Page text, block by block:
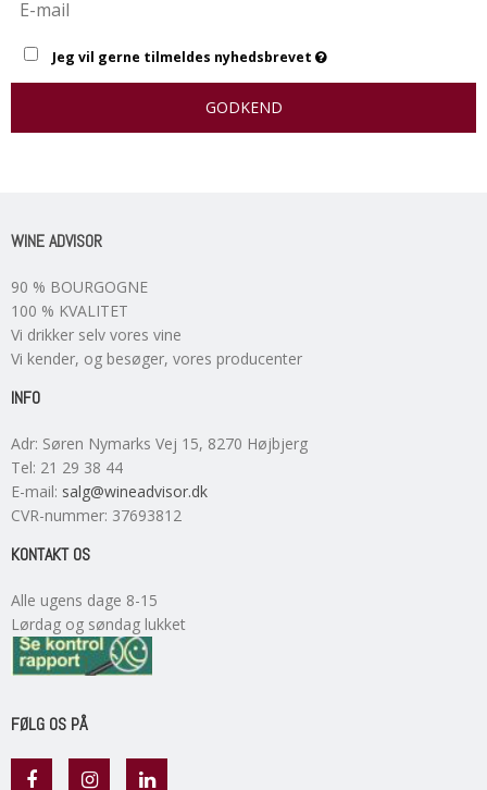
Jeg vil gerne tilmeldes nyhedsbrevet
GODKEND
WINE ADVISOR
90 % BOURGOGNE
100 % KVALITET
Vi drikker selv vores vine
Vi kender, og besøger, vores producenter
INFO
Adr: Søren Nymarks Vej 15, 8270 Højbjerg
Tel: 21 29 38 44
E-mail: salg@wineadvisor.dk
CVR-nummer: 37693812
KONTAKT OS
Alle ugens dage 8-15
Lørdag og søndag lukket
FØLG OS PÅ